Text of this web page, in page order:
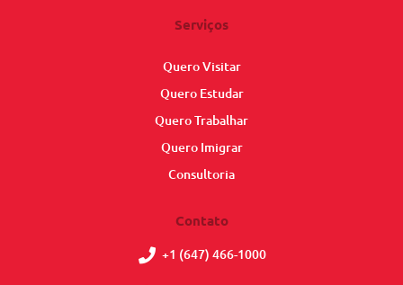
Serviços
Quero Visitar
Quero Estudar
Quero Trabalhar
Quero Imigrar
Consultoria
Contato
+1 (647) 466-1000